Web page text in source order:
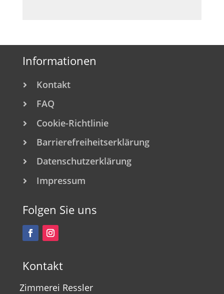
Informationen
 Kontakt
 FAQ
 Cookie-Richtlinie
 Barrierefreiheitserklärung
 Datenschutzerklärung
 Impressum
Folgen Sie uns
Kontakt
Zimmerei Ressler